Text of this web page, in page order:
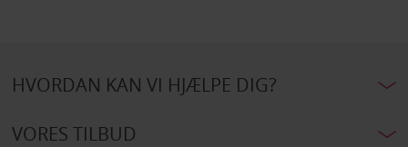
HVORDAN KAN VI HJÆLPE DIG?
VORES TILBUD